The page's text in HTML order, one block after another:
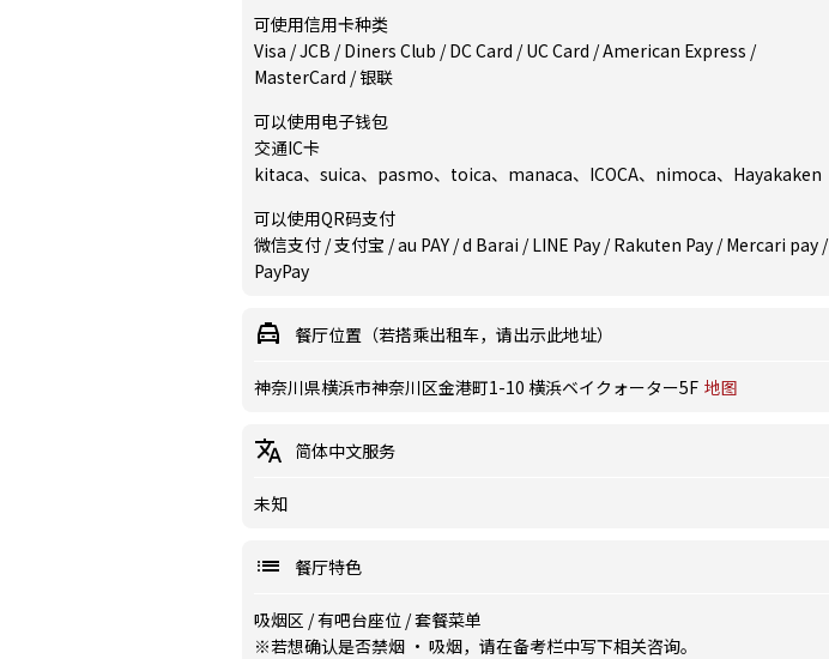
可使用信用卡种类
Visa / JCB / Diners Club / DC Card / UC Card / American Express /
MasterCard / 银联
可以使用电子钱包
交通IC卡
kitaca、suica、pasmo、toica、manaca、ICOCA、nimoca、Hayakaken
可以使用QR码支付
微信支付 / 支付宝 / au PAY / d Barai / LINE Pay / Rakuten Pay / Mercari pay /
PayPay
餐厅位置（若搭乘出租车，请出示此地址）
神奈川県横浜市神奈川区金港町1-10 横浜ベイクォーター5F 地图
简体中文服务
未知
餐厅特色
吸烟区 /有吧台座位 /套餐菜单
※若想确认是否禁烟 · 吸烟，请在备考栏中写下相关咨询。